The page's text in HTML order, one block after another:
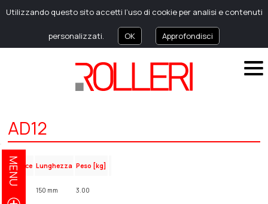
Utilizzando questo sito accetti l’uso di cookie per analisi e contenuti
personalizzati. OK Approfondisci
AD12
Codice Lunghezza Peso [kg]
150 mm 3.00
MENU